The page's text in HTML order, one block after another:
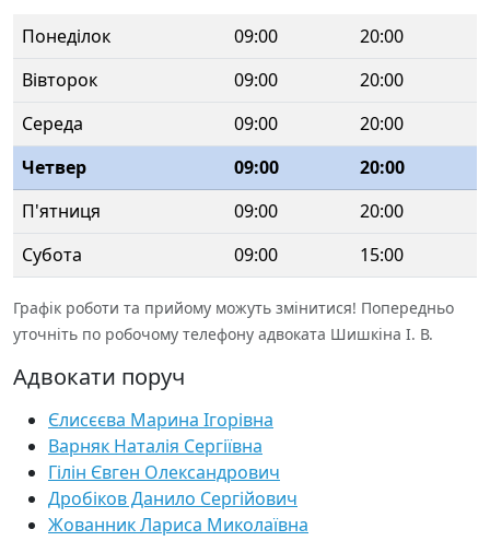
Понеділок 09:00
20:00
Вівторок
09:00
20:00
Середа
09:00
20:00
Четвер
09:00
20:00
П'ятниця
09:00
20:00
Субота
09:00 15:00
Графік роботи та прийому можуть змінитися! Попередньо
уточніть по робочому телефону адвоката Шишкіна І. В.
Адвокати поруч
Єлисєєва Марина Ігорівна
Варняк Наталія Сергіївна
Гілін Євген Олександрович
Дробіков Данило Сергійович
Жованник Лариса Миколаївна